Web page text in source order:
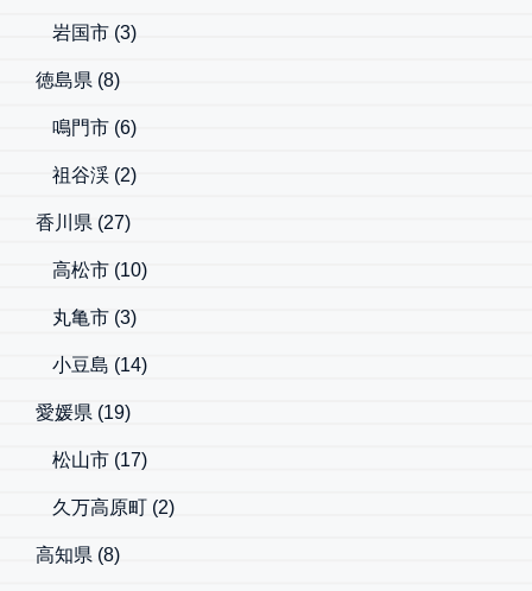
岩国市 (3)
徳島県 (8)
鳴門市 (6)
祖谷渓 (2)
香川県 (27)
高松市 (10)
丸亀市 (3)
小豆島 (14)
愛媛県 (19)
松山市 (17)
久万高原町 (2)
高知県 (8)